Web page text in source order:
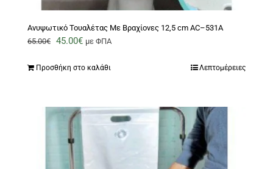
Ανυψωτικό Τουαλέτας Με Βραχίονες 12,5 cm AC–531Α
65.00€ Original
was:
45.00€Η
τιμή
45.00€.
με ΦΠΑ
Προσθήκη στο καλάθι Λεπτομέρειες